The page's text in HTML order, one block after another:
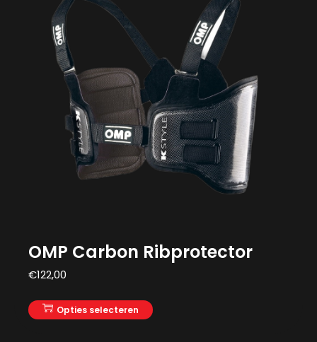
OMP Carbon Ribprotector
€122,00
Opties selecteren